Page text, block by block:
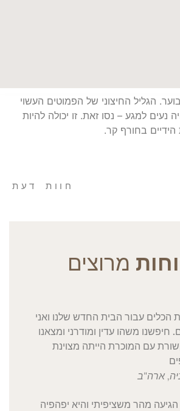
הגליל החיצוני של הפמוטים העשוי
נעים למגע – נסו זאת. זו יכולה להיות
בחורף קר.
חוות דעת
מרוצים
עבור הבית החדש שלנו ואני
משהו עדין ומודרני ומצאנו
עם המוכרת הייתה מצוינת
ארה"ב
מהר משציפיתי והיא יפהפיה